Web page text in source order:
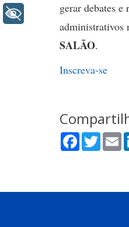
gerar debates e
administrativos
SALÃO.
Inscreva-se
Facebook
Twitter
+ Acessibilidade